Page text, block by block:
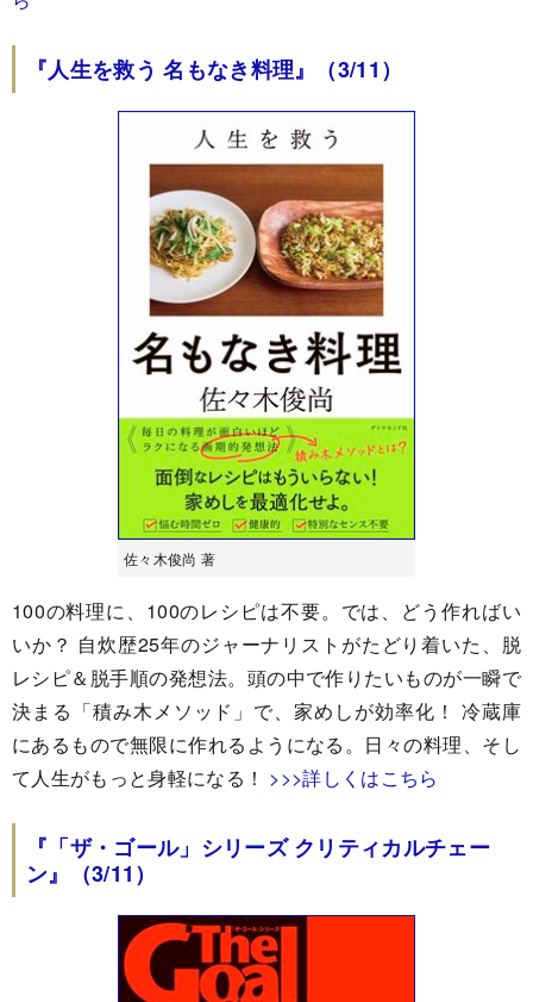
『人生を救う 名もなき料理』（3/11）
佐々木俊尚 著
100の料理に、100のレシピは不要。では、どう作ればい
いか？ 自炊歴25年のジャーナリストがたどり着いた、脱
レシピ＆脱手順の発想法。頭の中で作りたいものが一瞬で
決まる「積み木メソッド」で、家めしが効率化！ 冷蔵庫
にあるもので無限に作れるようになる。日々の料理、そし
て人生がもっと身軽になる！ >>>詳しくはこちら
『「ザ・ゴール」シリーズ クリティカルチェー
ン』（3/11）